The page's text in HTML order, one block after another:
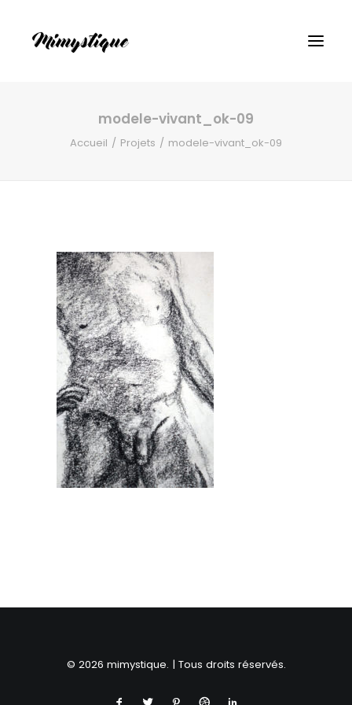
RECHERCHE
modele-vivant_ok-09
Accueil Projets modele-vivant_ok-09
© 2026 mimystique. | Tous droits réservés.